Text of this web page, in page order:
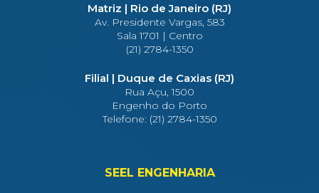
Matriz | Rio de Janeiro (RJ)
Av. Presidente Vargas, 583
Sala 1701 | Centro
(21) 2784-1350
Filial | Duque de Caxias (RJ)
Rua Açu, 1500
Engenho do Porto
Telefone: (21) 2784-1350
SEEL ENGENHARIA